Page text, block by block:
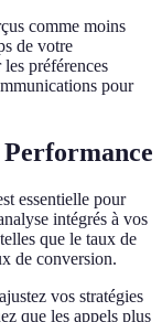
comme moins
de votre
préférences
pour
essentielle pour
intégrés à vos
que le taux de
de conversion.
vos stratégies
que les appels plus